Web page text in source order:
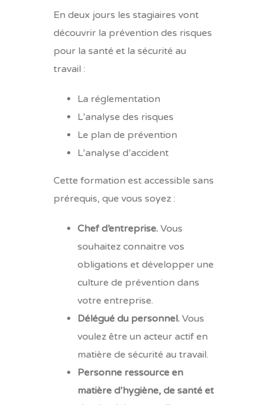
En deux jours les stagiaires vont
découvrir la prévention des risques
pour la santé et la sécurité au
travail :
La réglementation
L’analyse des risques
Le plan de prévention
L’analyse d’accident
Cette formation est accessible sans
prérequis, que vous soyez :
Chef d’entreprise. Vous
souhaitez connaitre vos
obligations et développer une
culture de prévention dans
votre entreprise.
Délégué du personnel. Vous
voulez être un acteur actif en
matière de sécurité au travail.
Personne ressource en
matière d’hygiène, de santé et